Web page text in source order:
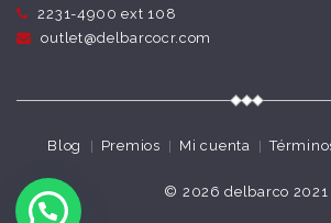
2231-4900 ext 108
outlet@delbarcocr.com
Blog Premios Mi cuenta
© 2026delbarco 2021